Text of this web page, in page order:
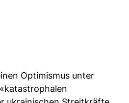
Optimismus unter